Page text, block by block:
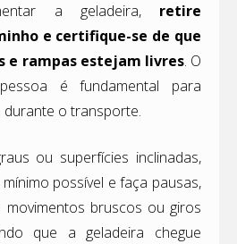
a geladeira, retire
e certifique-se de que
e rampas estejam livres. O
é fundamental para
durante o transporte.
ou superfícies inclinadas,
possível e faça pausas,
movimentos bruscos ou giros
que a geladeira chegue